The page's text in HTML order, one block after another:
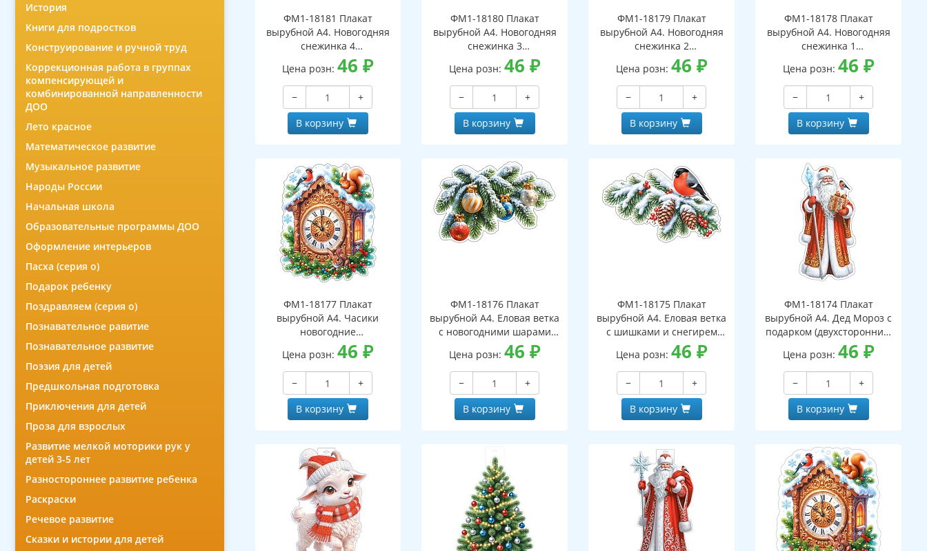
История
Книги для подростков
Конструирование и ручной труд
Коррекционная работа в группах
компенсирующей и
комбинированной направленности
ДОО
Лето красное
Математическое развитие
Музыкальное развитие
Народы России
Начальная школа
Образовательные программы ДОО
Оформление интерьеров
Пасха (серия о)
Подарок ребенку
Поздравляем (серия о)
Познавательное равитие
Познавательное развитие
Поэзия для детей
Предшкольная подготовка
Приключения для детей
Проза для взрослых
Развитие мелкой моторики рук у
детей 3-5 лет
Разностороннее развитие ребенка
Раскраски
Речевое развитие
Сказки и истории для детей
ФМ1-18181 Плакат
вырубной А4. Новогодняя
снежинка 4
(двухсторонний, ВД-лак)
Цена розн:46₽
−
+
В корзину
ФМ1-18180 Плакат
вырубной А4. Новогодняя
снежинка 3
(двухсторонний, ВД-лак)
Цена розн:46₽
−
+
В корзину
ФМ1-18179 Плакат
вырубной А4. Новогодняя
снежинка 2
(двухсторонний, ВД-лак)
Цена розн:46₽
−
+
В корзину
ФМ1-18178 Плакат
вырубной А4. Новогодняя
снежинка 1
(двухсторонний, ВД-лак)
Цена розн:46₽
−
+
В корзину
ФМ1-18177 Плакат
вырубной А4. Часики
новогодние
(двухсторонний, ВД-лак)
Цена розн:46₽
−
+
В корзину
ФМ1-18176 Плакат
вырубной А4. Еловая ветка
с новогодними шарами
(двухсторонний, ВД-лак)
Цена розн:46₽
−
+
В корзину
ФМ1-18175 Плакат
вырубной А4. Еловая ветка
с шишками и снегирем
(двухсторонний, ВД-лак)
Цена розн:46₽
−
+
В корзину
ФМ1-18174 Плакат
вырубной А4. Дед Мороз с
подарком (двухсторонний,
ВД-лак)
Цена розн:46₽
−
+
В корзину